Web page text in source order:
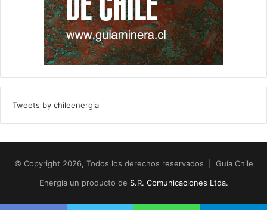
Tweets by chileenergia
© Copyright 2026, Todos los derechos reservados | Guía Chile
Energía un producto de S.R. Comunicaciones Ltda.